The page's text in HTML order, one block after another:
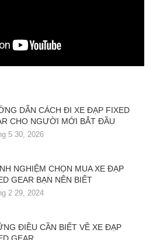
DẪN CÁCH ĐI XE ĐẠP FIXED
CHO NGƯỜI MỚI BẮT ĐẦU
5 30, 2026
NGHIỆM CHỌN MUA XE ĐẠP
GEAR BẠN NÊN BIẾT
2 29, 2024
ĐIỀU CẦN BIẾT VỀ XE ĐẠP